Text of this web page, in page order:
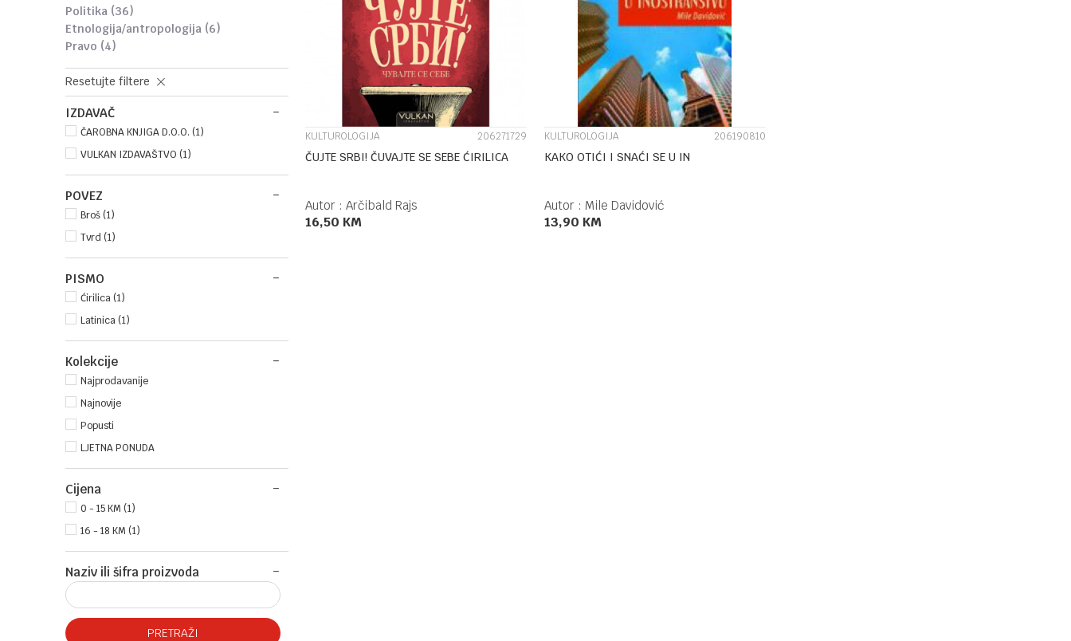
politika (36)
etnologija/antropologija (6)
pravo (4)
Resetujte filtere
IZDAVAČ
ČAROBNA KNJIGA D.O.O. (1)
VULKAN IZDAVAŠTVO (1)
POVEZ
Broš (1)
Tvrd (1)
PISMO
Ćirilica (1)
Latinica (1)
Kolekcije
Najprodavanije
Najnovije
Popusti
LJETNA PONUDA
Cijena
0 - 15 KM (1)
16 - 18 KM (1)
Naziv ili šifra proizvoda
PRETRAŽI
UPOREDI
KULTUROLOGIJA 206271729
ČUJTE SRBI! ČUVAJTE SE SEBE ĆIRILICA
Autor : Arčibald Rajs
16,50 KM
KULTUROLOGIJA 206190810
KAKO OTIĆI I SNAĆI SE U IN
Autor : Mile Davidović
13,90 KM